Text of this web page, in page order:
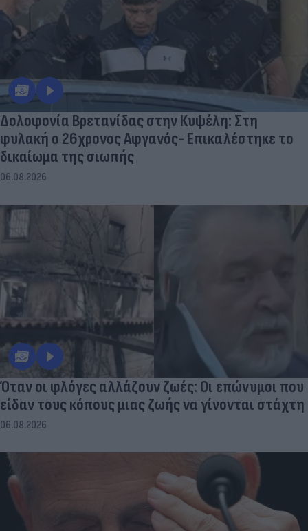
Δολοφονία Βρετανίδας στην Κυψέλη: Στη
φυλακή ο 26χρονος Αφγανός- Επικαλέστηκε το
δικαίωμα της σιωπής
06.08.2026
Όταν οι φλόγες αλλάζουν ζωές: Οι επώνυμοι που
είδαν τους κόπους μιας ζωής να γίνονται στάχτη
06.08.2026